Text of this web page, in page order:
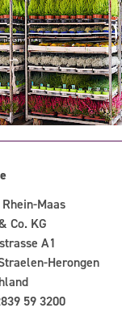
Maas
Co. KG
A1
Herongen
59 3200